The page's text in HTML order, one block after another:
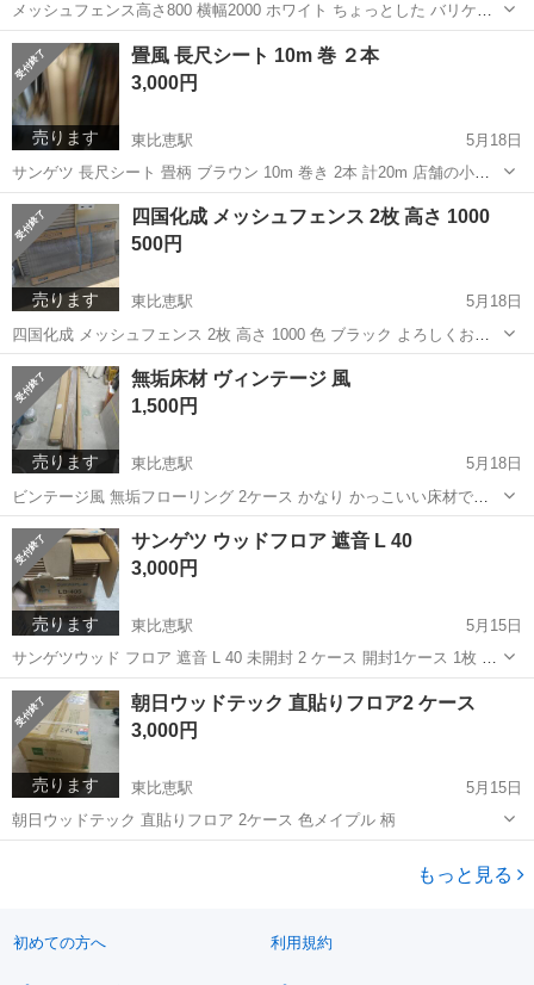
メッシュフェンス高さ800 横幅2000 ホワイト ちょっとした バリケー
ドにどうでしょうか。
福岡 福岡市 東比恵駅 その他 フェンス
売ります
畳風 長尺シート 10m 巻 ２本
3,000円
東比恵駅
5月18日
サンゲツ 長尺シート 畳柄 ブラウン 10m 巻き 2本 計20m 店舗の小上
がり などにおすすめです。 10m 1本からでも大丈夫です。
福岡 福岡市 東比恵駅
売ります
四国化成 メッシュフェンス 2枚 高さ 1000
500円
東比恵駅
5月18日
四国化成 メッシュフェンス 2枚 高さ 1000 色 ブラック よろしくお願
いします。
福岡 福岡市 東比恵駅 フェンス
売ります
無垢床材 ヴィンテージ 風
1,500円
東比恵駅
5月18日
ビンテージ風 無垢フローリング 2ケース かなり かっこいい床材です
DIY にいかがでしょうか。
福岡 福岡市 東比恵駅 家庭用品 ヴィンテージ
売ります
サンゲツ ウッドフロア 遮音 L 40
3,000円
東比恵駅
5月15日
サンゲツウッド フロア 遮音 L 40 未開封 2 ケース 開封1ケース 1枚 不
足 1ケース あたり 3.1 ㎡ よろしくお願いします。
福岡 福岡市 東比恵駅 その他 サンゲツ
売ります
朝日ウッドテック 直貼りフロア2 ケース
3,000円
東比恵駅
5月15日
朝日ウッドテック 直貼りフロア 2ケース 色メイプル 柄
もっと見る
初めての方へ 利用規約